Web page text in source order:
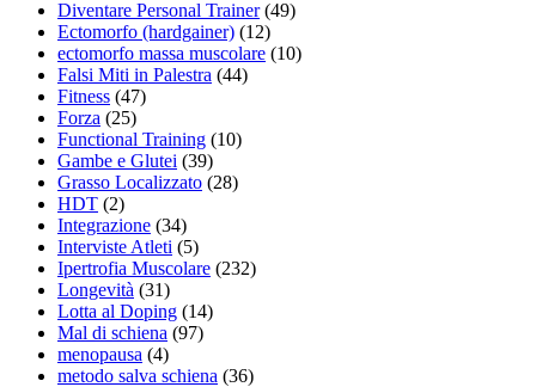
Diventare Personal Trainer(49)
Ectomorfo (hardgainer) (12)
ectomorfo massa muscolare (10)
Falsi Miti in Palestra (44)
Fitness (47)
Forza (25)
Functional Training (10)
Gambe e Glutei (39)
Grasso Localizzato (28)
HDT (2)
Integrazione (34)
Interviste Atleti (5)
Ipertrofia Muscolare (232)
Longevità (31)
Lotta al Doping (14)
Mal di schiena (97)
menopausa (4)
metodo salva schiena (36)